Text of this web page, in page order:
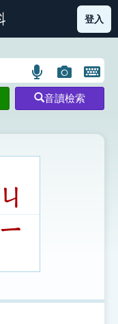
部首索引表圖示
登入
語
言
搜
示
圖
片
搜
開
鍵
圖
音讀檢索
ㄐ
ㄧ